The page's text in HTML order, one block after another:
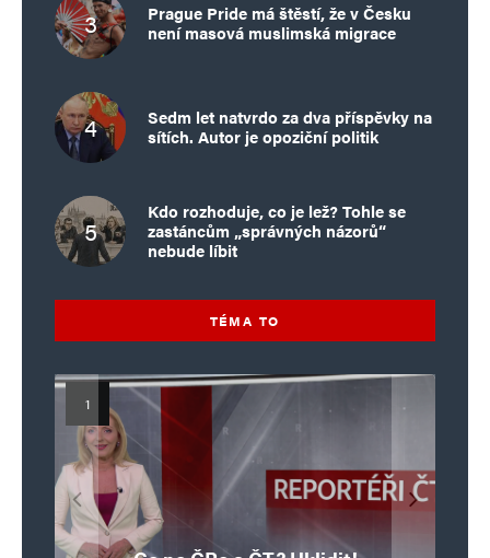
Prague Pride má štěstí, že v Česku
není masová muslimská migrace
Sedm let natvrdo za dva příspěvky na
sítích. Autor je opoziční politik
Kdo rozhoduje, co je lež? Tohle se
zastáncům „správných názorů“
nebude líbit
TÉMA TO
Islamistický teror v EU, 6. díl:
Brutální poprava 85letého
katolického kněze Jacquese
Islamistický teror v EU, 5. díl:
Krvavé oslavy pádu Bastily
Mýty o Václavu Klausovi:
Pivo, jazz, hádky, loajalita
i humor. Jakl boří legendy
Vymíráme a politici lžou:
porodnost nezachrání
dotace, byty ani zkrácené
Pim Fortuyn: Muž, který se